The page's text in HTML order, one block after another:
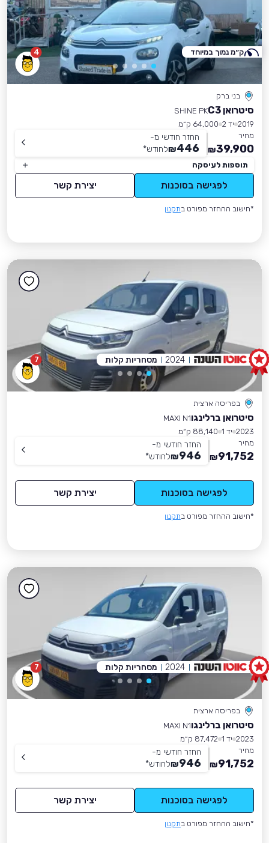
4
בני ברק
סיטרואן C3
SHINE PK
2019 יד 2
64,000 ק״מ
מחיר
39,900
₪
החזר חודשי מ-
446
₪לחודש*
תוספות לעיסקה
לפגישה בסוכנות יצירת קשר
*חישוב ההחזר מפורט בתקנון
ק״מ נמוך במיוחד
7
בפריסה ארצית
סיטרואן ברלינגוMAXI N1
2023 יד 1
88,140 ק״מ
מחיר
91,752
₪
החזר חודשי מ-
946
₪לחודש*
לפגישה בסוכנות יצירת קשר
*חישוב ההחזר מפורט בתקנון
2024 מסחריות קלות
7
בפריסה ארצית
סיטרואן ברלינגוMAXI N1
2023 יד 1
87,472 ק״מ
מחיר
91,752
₪
החזר חודשי מ-
946
₪לחודש*
לפגישה בסוכנות יצירת קשר
*חישוב ההחזר מפורט בתקנון
2024 מסחריות קלות